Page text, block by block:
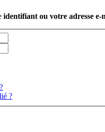
identifiant ou votre adresse e-
?